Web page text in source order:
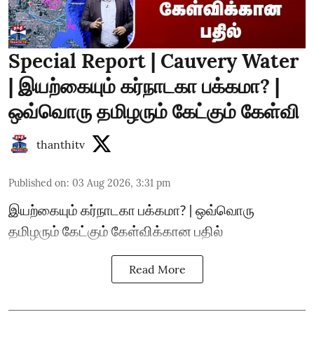
Special Report | Cauvery Water
| இயற்கையும் கர்நாடகா பக்கமா? |
ஒவ்வொரு தமிழரும் கேட்கும் கேள்வி
thanthitv
Published on: 03 Aug 2026, 3:31 pm
இயற்கையும் கர்நாடகா பக்கமா? | ஒவ்வொரு
தமிழரும் கேட்கும் கேள்விக்கான பதில்
Read More